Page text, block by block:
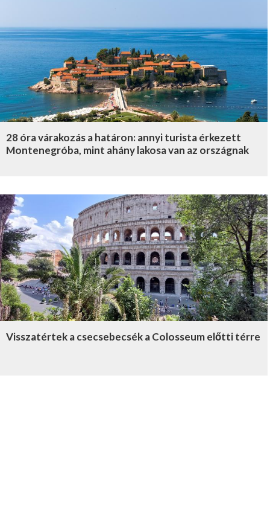
28 óra várakozás a határon: annyi turista érkezett
Montenegróba, mint ahány lakosa van az országnak
Visszatértek a csecsebecsék a Colosseum előtti térre